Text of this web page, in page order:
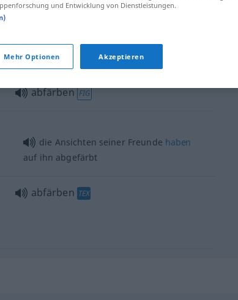
abfärben FIG
die Ansichten seiner Freunde haben
auf ihn abgefärbt
abfärben TEX
und Entwicklung von Dienstleistungen.
Mehr Optionen Akzeptieren